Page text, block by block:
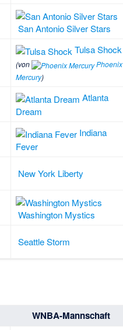
San Antonio Silver Stars
Tulsa Shock
(von
Phoenix
Mercury)
Atlanta
Dream
Indiana
Fever
New York Liberty
Washington Mystics
Seattle Storm
WNBA-Mannschaft